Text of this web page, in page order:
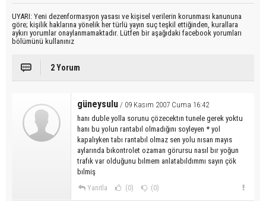
UYARI: Yeni dezenformasyon yasası ve kişisel verilerin korunması kanununa
göre; kişilik haklarına yönelik her türlü yayın suç teşkil ettiğinden, kurallara
aykırı yorumlar onaylanmamaktadır. Lütfen bir aşağıdaki facebook yorumları
bölümünü kullanınız
2 Yorum
güneysulu / 09 Kasım 2007 Cuma 16:42
hanı duble yolla sorunu çözecektın tunele gerek yoktu
hanı bu yolun rantabıl olmadığını soyleyen * yol
kapalıyken tabı rantabıl olmaz sen yolu nısan mayıs
aylarında bıkontrolet ozaman görursu nasıl bır yoğun
trafık var olduğunu bılmem anlatabıldımmı sayın çök
bılmiş
Yanıtla (0) (0)